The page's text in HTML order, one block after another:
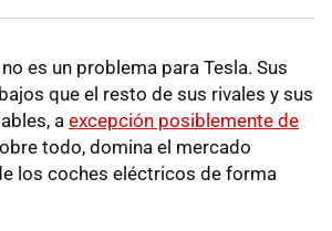
es un problema para Tesla. Sus
que el resto de sus rivales y sus
a excepción posiblemente de
todo, domina el mercado
los coches eléctricos de forma